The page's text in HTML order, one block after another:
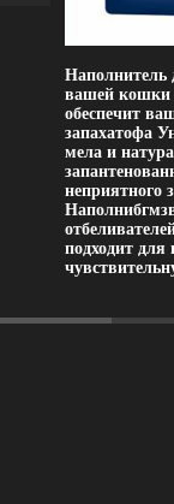
Наполнитель
вашей кошки
обеспечит
запахатофа
мела и
неприятного
подходит для